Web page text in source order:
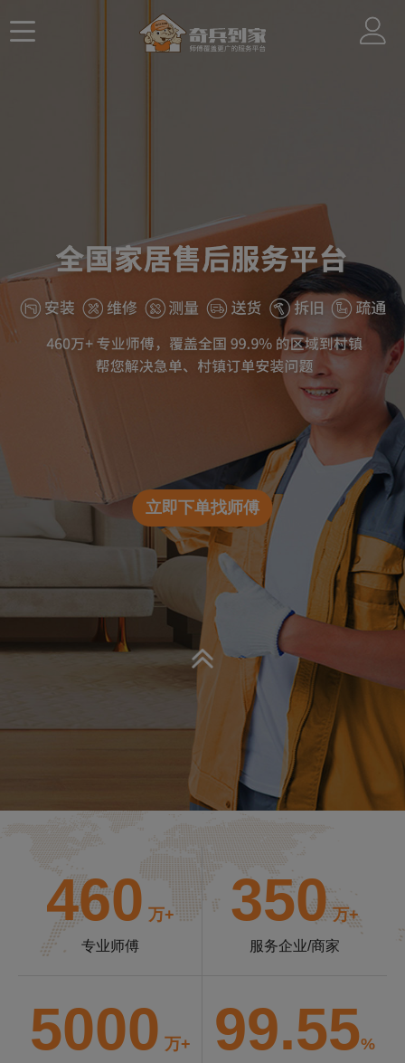
立即下单找师傅
460 万+
专业师傅
350万+
服务企业/商家
5000 万+ 99.55%